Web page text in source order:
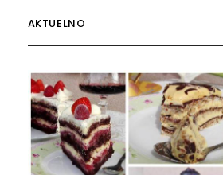
AKTUELNO